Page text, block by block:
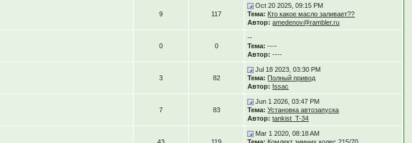
9 117
Oct 20 2025, 09:15 PM
Тема: Кто какое масло заливает??
Автор: amedenov@rambler.ru
0 0
--
Тема: ----
Автор: ----
3 82
Jul 18 2023, 03:30 PM
Тема: Полный привод
Автор: Issac
7 83
Jun 1 2026, 03:47 PM
Тема: Установка автозапуска
Автор: tankist_T-34
Mar 1 2020, 08:18 AM